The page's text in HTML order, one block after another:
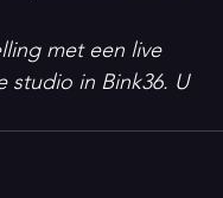
met een live
studio in Bink36. U